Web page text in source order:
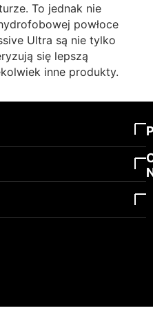
To jednak nie
powłoce
Ultra są nie tylko
się lepszą
inne produkty.